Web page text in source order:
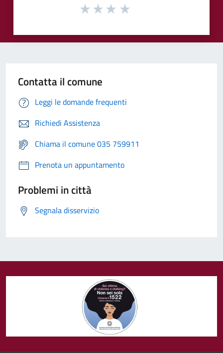
Contatta il comune
Leggi le domande frequenti
Richiedi Assistenza
Chiama il comune 035 759911
Prenota un appuntamento
Problemi in città
Segnala disservizio